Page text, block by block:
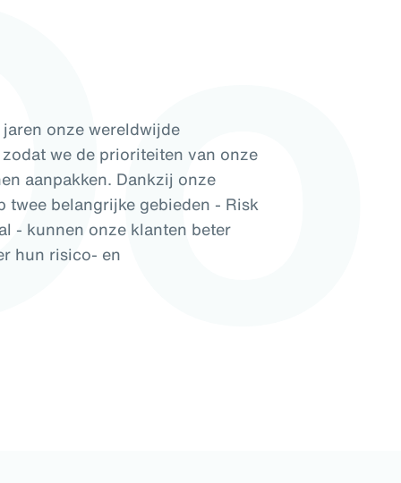
onze wereldwijde
we de prioriteiten van onze
aanpakken. Dankzij onze
twee belangrijke gebieden - Risk
- kunnen onze klanten beter
hun risico- en